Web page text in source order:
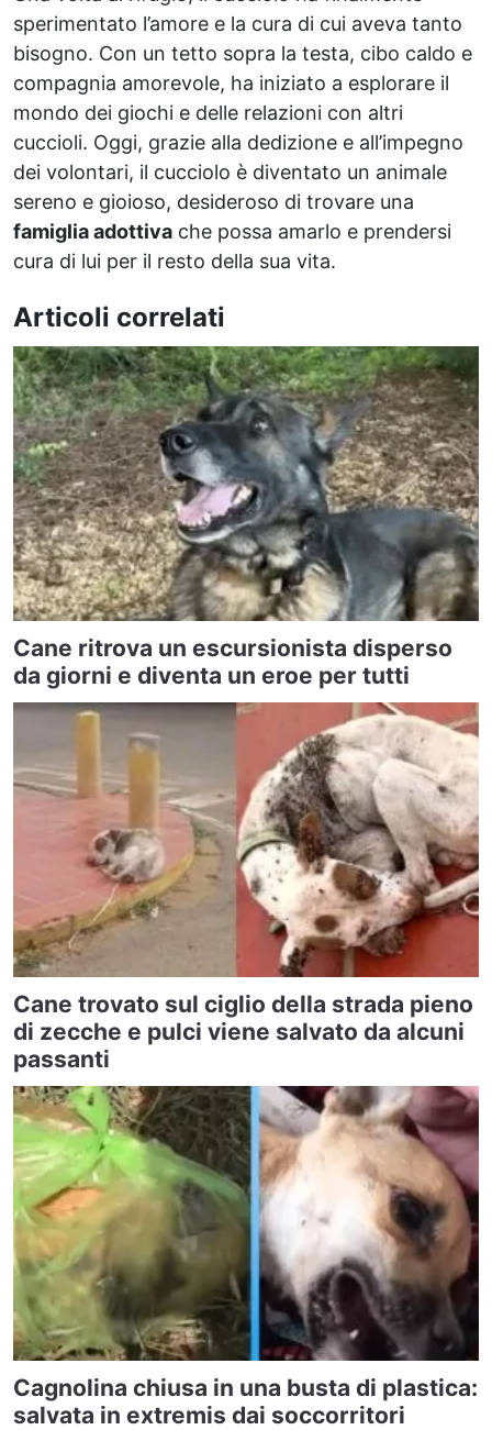
sperimentato l’amore e la cura di cui aveva tanto
bisogno. Con un tetto sopra la testa, cibo caldo e
compagnia amorevole, ha iniziato a esplorare il
mondo dei giochi e delle relazioni con altri
cuccioli. Oggi, grazie alla dedizione e all’impegno
dei volontari, il cucciolo è diventato un animale
sereno e gioioso, desideroso di trovare una
famiglia adottiva che possa amarlo e prendersi
cura di lui per il resto della sua vita.
Articoli correlati
Cane ritrova un escursionista disperso
da giorni e diventa un eroe per tutti
Cane trovato sul ciglio della strada pieno
di zecche e pulci viene salvato da alcuni
passanti
Cagnolina chiusa in una busta di plastica:
salvata in extremis dai soccorritori